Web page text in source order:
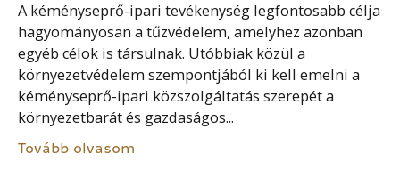
A kéményseprő-ipari tevékenység legfontosabb célja
hagyományosan a tűzvédelem, amelyhez azonban
egyéb célok is társulnak. Utóbbiak közül a
környezetvédelem szempontjából ki kell emelni a
kéményseprő-ipari közszolgáltatás szerepét a
környezetbarát és gazdaságos...
Tovább olvasom